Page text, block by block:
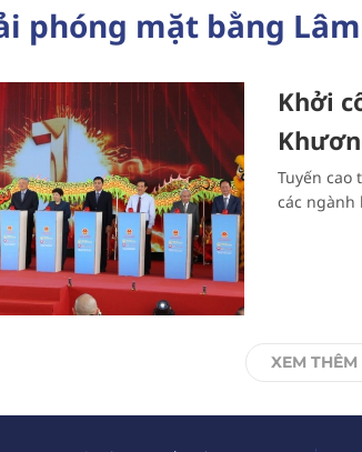
phóng mặt bằng
Khởi
Tuyến cao
các ngành
XEM THÊM